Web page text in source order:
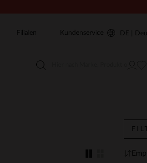
Filialen Kundenservice DE |